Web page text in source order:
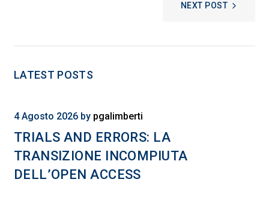
NEXT POST
LATEST POSTS
4 Agosto 2026 by pgalimberti
TRIALS AND ERRORS: LA
TRANSIZIONE INCOMPIUTA
DELL’OPEN ACCESS